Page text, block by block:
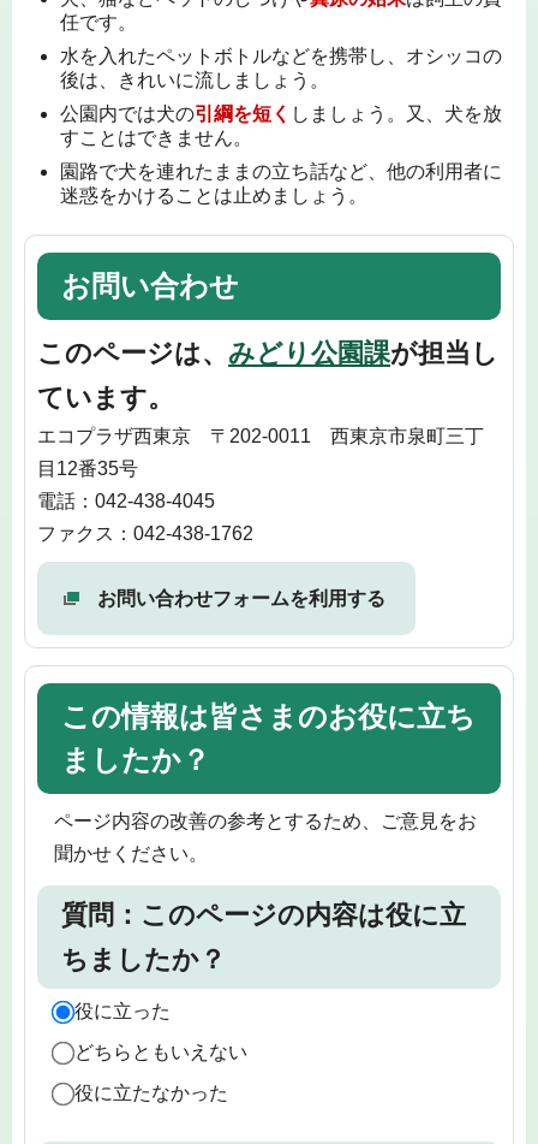
任です。
水を入れたペットボトルなどを携帯し、オシッコの
後は、きれいに流しましょう。
公園内では犬の引綱を短く しましょう。又、犬を放
すことはできません。
園路で犬を連れたままの立ち話など、他の利用者に
迷惑をかけることは止めましょう。
お問い合わせ
このページは、 みどり公園課が担当し
ています。
エコプラザ西東京 〒202-0011 西東京市泉町三丁
目12番35号
電話：042-438-4045
ファクス：042-438-1762
お問い合わせフォームを利用する
この情報は皆さまのお役に立ち
ましたか？
ページ内容の改善の参考とするため、ご意見をお
聞かせください。
質問：このページの内容は役に立
ちましたか？
役に立った
どちらともいえない
役に立たなかった